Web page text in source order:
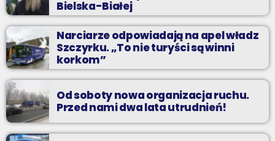
Bielska-Białej
Narciarze odpowiadają na apel władz
Szczyrku. „To nie turyści są winni
korkom”
Od soboty nowa organizacja ruchu.
Przed nami dwa lata utrudnień!